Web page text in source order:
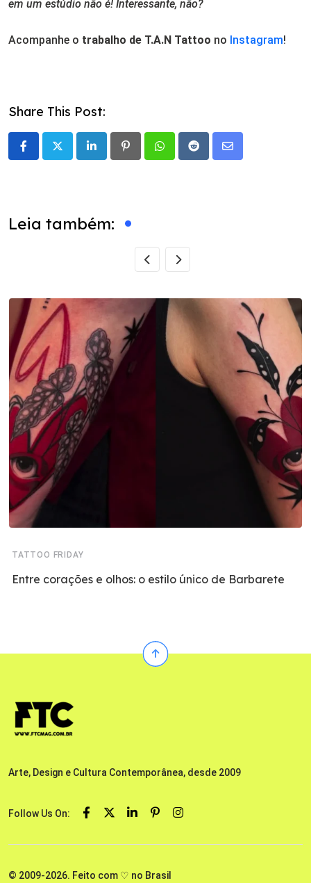
em um estúdio não é! Interessante, não?
Acompanhe o trabalho de T.A.N Tattoo no Instagram!
Share This Post:
LinkedIn PinterestWhatsappRedditShare
Leia também:
TATTOO FRIDAY
Entre corações e olhos: o estilo único de Barbarete
Arte, Design e Cultura Contemporânea, desde 2009
Follow Us On:
© 2009-2026. Feito com ♡ no Brasil